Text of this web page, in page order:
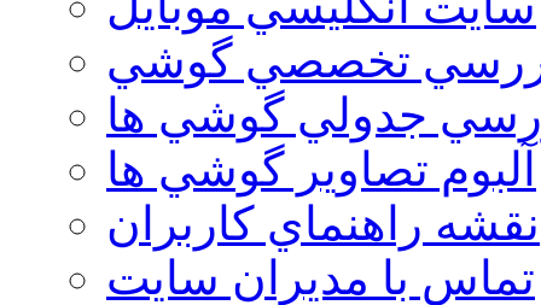
تخصصي گوشي
جدولي گوشي ها
آلبوم تصاوير گوشي ها
نقشه راهنماي كاربران
تماس با مديران سايت